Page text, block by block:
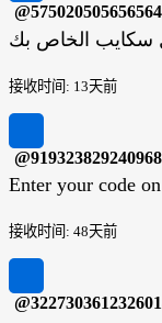
接收时间: 13天前
Enter your code
接收时间: 48天前